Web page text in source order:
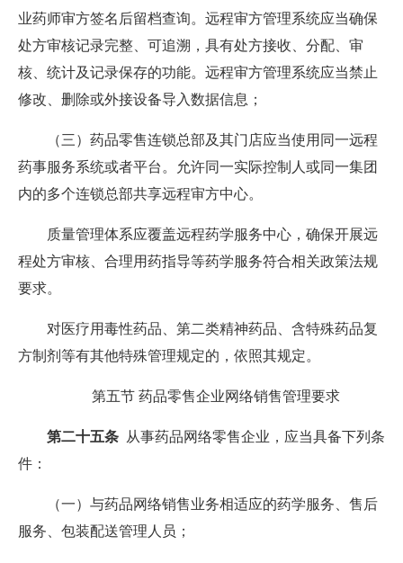
业药师审方签名后留档查询。远程审方管理系统应当确保
处方审核记录完整、可追溯，具有处方接收、分配、审
核、统计及记录保存的功能。远程审方管理系统应当禁止
修改、删除或外接设备导入数据信息；
（三）药品零售连锁总部及其门店应当使用同一远程
药事服务系统或者平台。允许同一实际控制人或同一集团
内的多个连锁总部共享远程审方中心。
质量管理体系应覆盖远程药学服务中心，确保开展远
程处方审核、合理用药指导等药学服务符合相关政策法规
要求。
对医疗用毒性药品、第二类精神药品、含特殊药品复
方制剂等有其他特殊管理规定的，依照其规定。
第五节 药品零售企业网络销售管理要求
第二十五条 从事药品网络零售企业，应当具备下列条
件：
（一）与药品网络销售业务相适应的药学服务、售后
服务、包装配送管理人员；